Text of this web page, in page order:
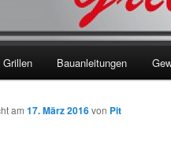
Grillen Bauanleitungen
am 17. März 2016von Pit